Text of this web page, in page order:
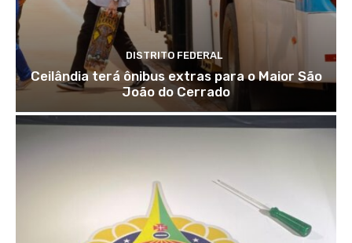
DISTRITO FEDERAL
Ceilândia terá ônibus extras para o Maior São
João do Cerrado